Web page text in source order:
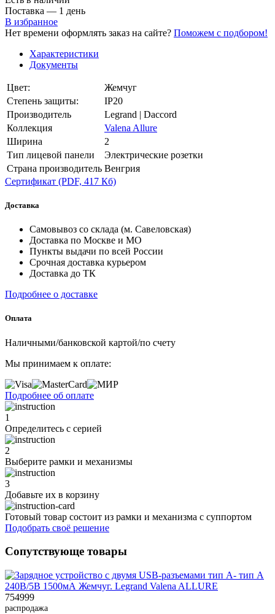
Поставка — 1 день
В избранное
Нет времени оформлять заказ на сайте? Поможем с подбором!
Характеристики
Документы
Цвет:
Жемчуг
Степень защиты:
IP20
Производитель
Legrand | Daccord
Коллекция
Valena Allure
Ширина
2
Тип лицевой панели
Электрические розетки
Страна производитель Венгрия
Сертификат (PDF, 417 Кб)
Доставка
Самовывоз со склада (м. Савеловская)
Доставка по Москве и МО
Пункты выдачи по всей России
Срочная доставка курьером
Доставка до ТК
Подробнее о доставке
Оплата
Наличными/банковской картой/по счету
Мы принимаем к оплате:
Подробнее об оплате
1
Определитесь с серией
2
Выберите рамки и механизмы
3
Добавьте их в корзину
Готовый товар состоит из рамки и механизма с суппортом
Подобрать своё решение
Сопутствующе товары
754999
распродажа